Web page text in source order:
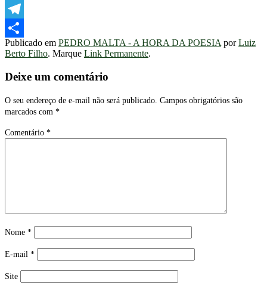
WhatsApp
Telegram
Share
Publicado em PEDRO MALTA - A HORA DA POESIA porLuiz
Berto Filho. Marque Link Permanente.
Deixe um comentário
O seu endereço de e-mail não será publicado. Campos obrigatórios são
marcados com *
Comentário *
Nome *
E-mail *
Site